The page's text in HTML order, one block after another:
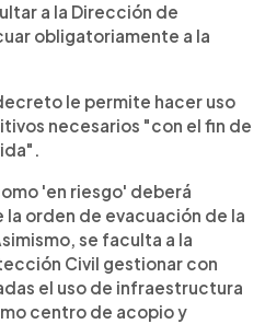
a la Dirección de
obligatoriamente a la
le permite hacer uso
necesarios "con el fin de
'en riesgo' deberá
orden de evacuación de la
se faculta a la
Civil gestionar con
el uso de infraestructura
centro de acopio y